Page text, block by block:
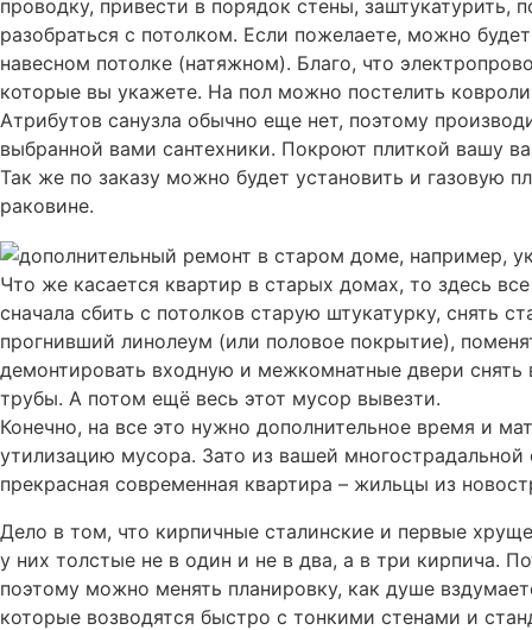
проводку, привести в порядок стены, заштукатурить,
разобраться с потолком. Если пожелаете, можно
навесном потолке (натяжном). Благо, что
которые вы укажете. На пол можно постелить
Атрибутов санузла обычно еще нет, поэтому
выбранной вами сантехники. Покроют плиткой вашу
Так же по заказу можно будет установить и газовую
раковине.
Что же касается квартир в старых домах, то здесь
сначала сбить с потолков старую штукатурку, снять
прогнивший линолеум (или половое покрытие),
демонтировать входную и межкомнатные двери
трубы. А потом ещё весь этот мусор вывезти.
Конечно, на все это нужно дополнительное время и
утилизацию мусора. Зато из вашей
прекрасная современная квартира – жильцы из
Дело в том, что кирпичные сталинские и первые
у них толстые не в один и не в два, а в три кирпича.
поэтому можно менять планировку, как душе
которые возводятся быстро с тонкими стенами и